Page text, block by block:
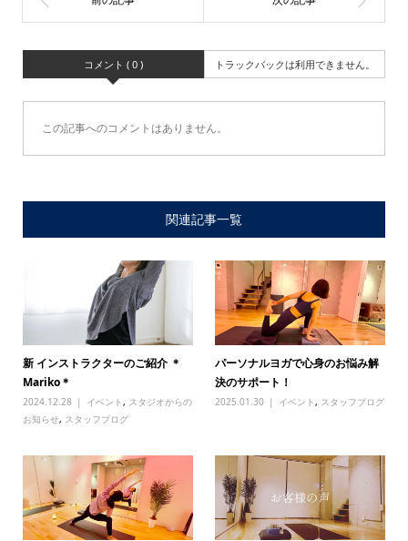
コメント ( 0 ) トラックバックは利用できません。
この記事へのコメントはありません。
関連記事一覧
新 インストラクターのご紹介 ＊
Mariko＊
2024.12.28 イベント, スタジオからの
お知らせ, スタッフブログ
パーソナルヨガで心身のお悩み解
決のサポート！
2025.01.30 イベント, スタッフブログ